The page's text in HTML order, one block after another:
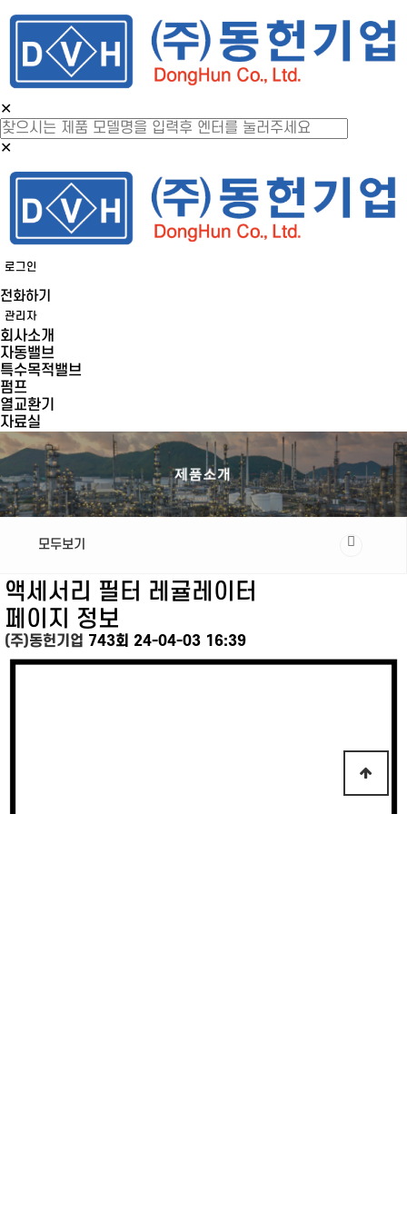
✕
✕
로그인
전화하기
관리자
회사소개
자동밸브
특수목적밸브
펌프
열교환기
자료실
모두보기
액세서리 필터 레귤레이터
페이지 정보
(주)동헌기업 743회 24-04-03 16:39